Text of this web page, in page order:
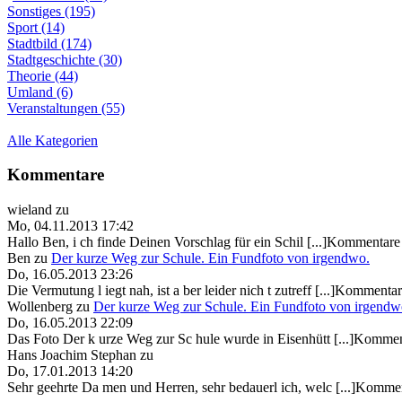
Sonstiges (195)
Sport (14)
Stadtbild (174)
Stadtgeschichte (30)
Theorie (44)
Umland (6)
Veranstaltungen (55)
Alle Kategorien
Kommentare
wieland zu
Mo, 04.11.2013 17:42
Hallo Ben, i ch finde Deinen Vorschlag für ein Schil
Ben zu Der kurze Weg zur Schule. Ein Fundfoto von irgendwo.
Do, 16.05.2013 23:26
Die Vermutung l iegt nah, ist a ber leider nich t zutreff
Wollenberg zu Der kurze Weg zur Schule. Ein Fundfoto von
Do, 16.05.2013 22:09
Das Foto Der k urze Weg zur Sc hule wurde in Eisenhütt
Hans Joachim Stephan zu
Do, 17.01.2013 14:20
Sehr geehrte Da men und Herren, sehr bedauerl ich, welc